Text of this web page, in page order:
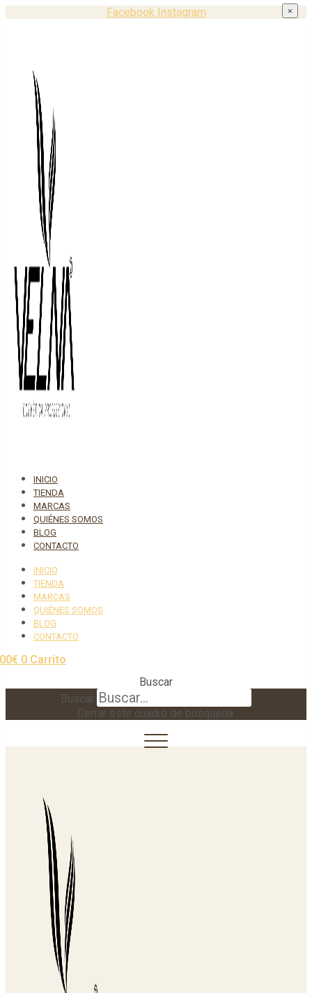
Facebook Instagram
INICIO
TIENDA
MARCAS
QUIÉNES SOMOS
BLOG
CONTACTO
INICIO
TIENDA
MARCAS
QUIÉNES SOMOS
BLOG
CONTACTO
€ 0 Carrito
Buscar
Buscar
Cerrar este cuadro de búsqueda.
×